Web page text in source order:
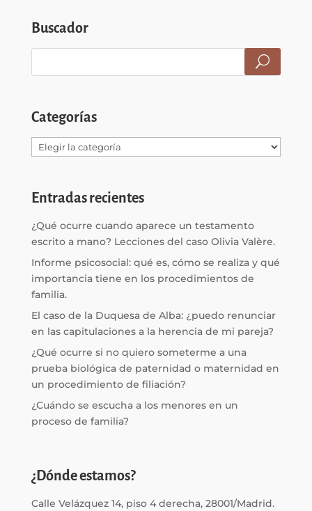
Buscador
Categorías
Categorías
Entradas recientes
¿Qué ocurre cuando aparece un testamento
escrito a mano? Lecciones del caso Olivia Valère.
Informe psicosocial: qué es, cómo se realiza y qué
importancia tiene en los procedimientos de
familia.
El caso de la Duquesa de Alba: ¿puedo renunciar
en las capitulaciones a la herencia de mi pareja?
¿Qué ocurre si no quiero someterme a una
prueba biológica de paternidad o maternidad en
un procedimiento de filiación?
¿Cuándo se escucha a los menores en un
proceso de familia?
¿Dónde estamos?
Calle Velázquez 14, piso 4 derecha, 28001/Madrid.